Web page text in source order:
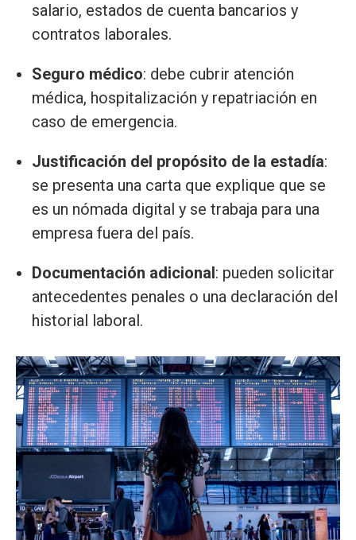
salario, estados de cuenta bancarios y
contratos laborales.
Seguro médico: debe cubrir atención
médica, hospitalización y repatriación en
caso de emergencia.
Justificación del propósito de la estadía:
se presenta una carta que explique que se
es un nómada digital y se trabaja para una
empresa fuera del país.
Documentación adicional: pueden solicitar
antecedentes penales o una declaración del
historial laboral.